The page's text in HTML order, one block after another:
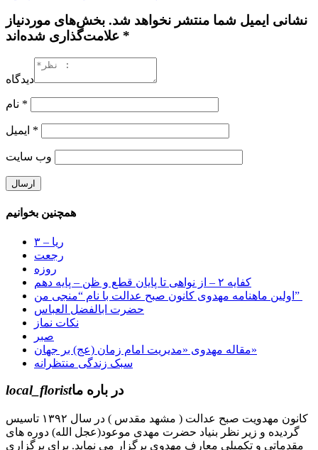
نشانی ایمیل شما منتشر نخواهد شد. بخش‌های موردنیاز
علامت‌گذاری شده‌اند *
دیدگاه
*
*
وب‌ سایت
همچنین بخوانیم
ریا – ۳
رجعت
روزه
کفایه ۲ – از نواهی تا پایان قطع و ظن – پایه دهم
اولین ماهنامه مهدوی کانون صبح عدالت با نام “منجی من”
حضرت ابالفضل العباس
نکات نماز
صبر
مقاله مهدوی «مدیریت امام زمان (عج) بر جهان»
سبک زندگی منتظرانه
local_floristدر باره ما
کانون مهدویت صبح عدالت ( مشهد مقدس ) در سال ۱۳۹۲ تاسیس
گردیده و زیر نظر بنیاد حضرت مهدی موعود(عجل الله) دوره های
مقدماتی و تکمیلی معارف مهدوی برگزار می نماید. برای برگزاری